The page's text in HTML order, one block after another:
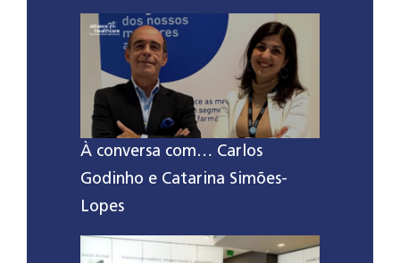
À conversa com… Carlos
Godinho e Catarina Simões-
Lopes